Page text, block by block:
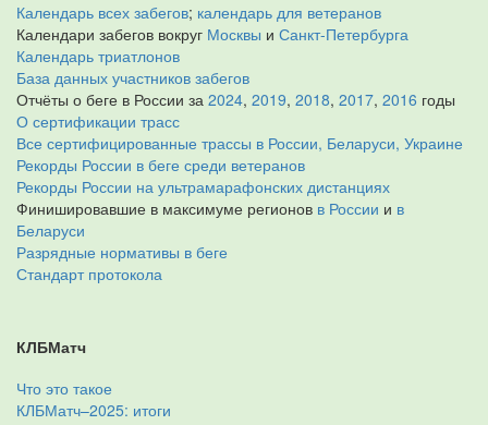
Календарь всех забегов; календарь для ветеранов
Календари забегов вокруг Москвы и Санкт-Петербурга
Календарь триатлонов
База данных участников забегов
Отчёты о беге в России за 2024, 2019, 2018, 2017, 2016 годы
О сертификации трасс
Все сертифицированные трассы в России, Беларуси, Украине
Рекорды России в беге среди ветеранов
Рекорды России на ультрамарафонских дистанциях
Финишировавшие в максимуме регионов в России и в
Беларуси
Разрядные нормативы в беге
Стандарт протокола
КЛБМатч
Что это такое
КЛБМатч–2025: итоги